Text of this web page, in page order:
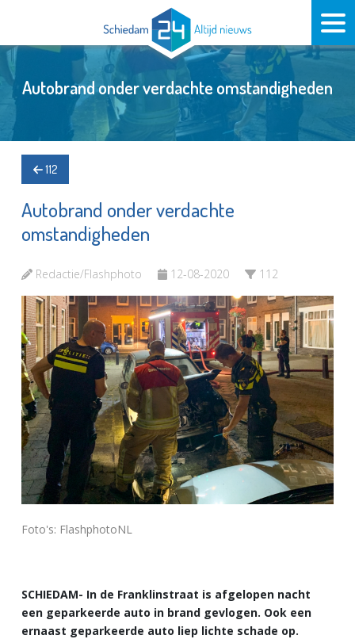
Autobrand onder verdachte omstandigheden
112
Autobrand onder verdachte
omstandigheden
Redactie/Flashphoto 12-08-2020 112
Foto's: FlashphotoNL
SCHIEDAM- In de Franklinstraat is afgelopen nacht
een geparkeerde auto in brand gevlogen. Ook een
ernaast geparkeerde auto liep lichte schade op.